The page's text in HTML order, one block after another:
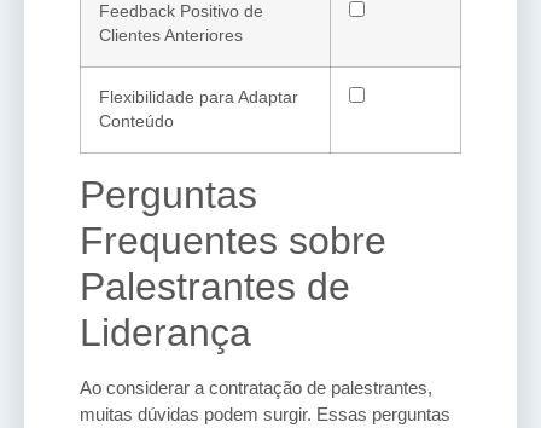
Feedback Positivo de
Clientes Anteriores
Flexibilidade para Adaptar
Conteúdo
Perguntas
Frequentes sobre
Palestrantes de
Liderança
Ao considerar a contratação de palestrantes,
muitas dúvidas podem surgir. Essas perguntas